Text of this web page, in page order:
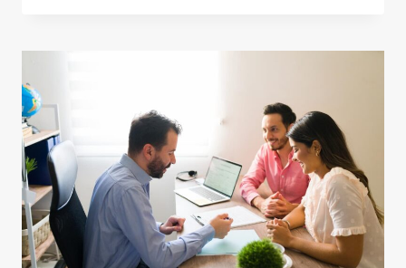
ET
ASSURANCES